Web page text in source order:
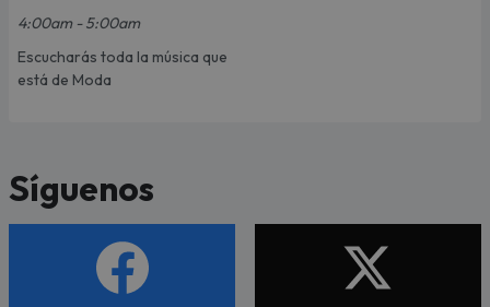
4:00am - 5:00am
Escucharás toda la música que
está de Moda
Síguenos